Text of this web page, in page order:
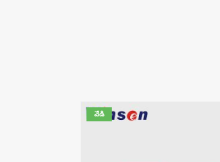
వేడి